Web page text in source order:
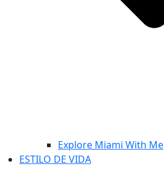
Explore Miami With Me
ESTILO DE VIDA